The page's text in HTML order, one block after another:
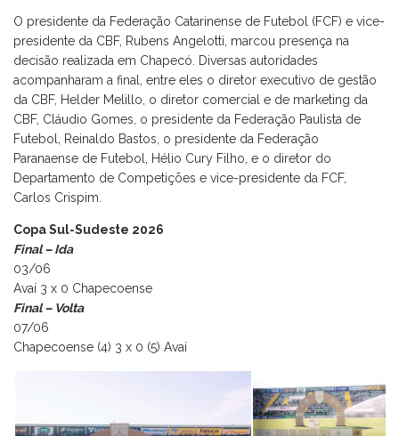
O presidente da Federação Catarinense de Futebol (FCF) e vice-
presidente da CBF, Rubens Angelotti, marcou presença na
decisão realizada em Chapecó. Diversas autoridades
acompanharam a final, entre eles o diretor executivo de gestão
da CBF, Helder Melillo, o diretor comercial e de marketing da
CBF, Cláudio Gomes, o presidente da Federação Paulista de
Futebol, Reinaldo Bastos, o presidente da Federação
Paranaense de Futebol, Hélio Cury Filho, e o diretor do
Departamento de Competições e vice-presidente da FCF,
Carlos Crispim.
Copa Sul-Sudeste 2026
Final – Ida
03/06
Avaí 3 x 0 Chapecoense
Final – Volta
07/06
Chapecoense (4) 3 x 0 (5) Avaí